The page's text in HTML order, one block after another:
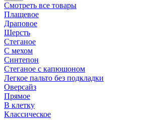
Смотреть все товары
Плащевое
Драповое
Шерсть
Стеганое
С мехом
Синтепон
Стеганое с капюшоном
Легкое пальто без подкладки
Оверсайз
Прямое
В клетку
Классическое